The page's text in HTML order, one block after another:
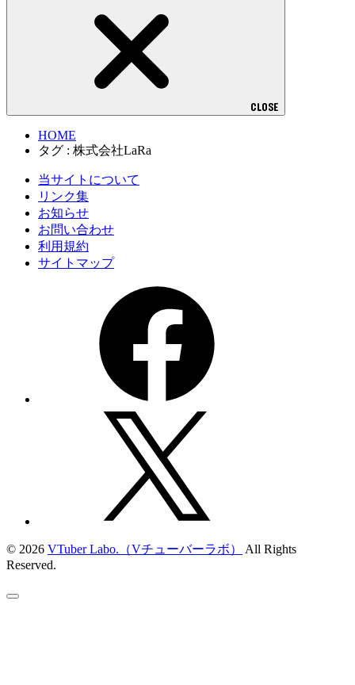
CLOSE
HOME
タグ : 株式会社LaRa
当サイトについて
リンク集
お知らせ
お問い合わせ
利用規約
サイトマップ
© 2026 VTuber Labo.（Vチューバーラボ）
All Rights
Reserved.